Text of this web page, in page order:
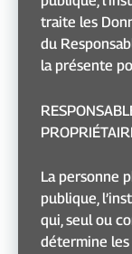
traite les
du
la présente
La personne
publique,
qui, seul ou
détermine